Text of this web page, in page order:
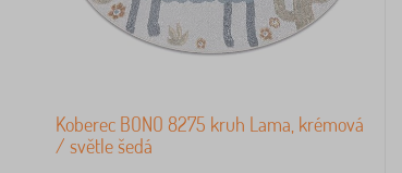
Koberec BONO 8275 kruh Lama, krémová
/ světle šedá